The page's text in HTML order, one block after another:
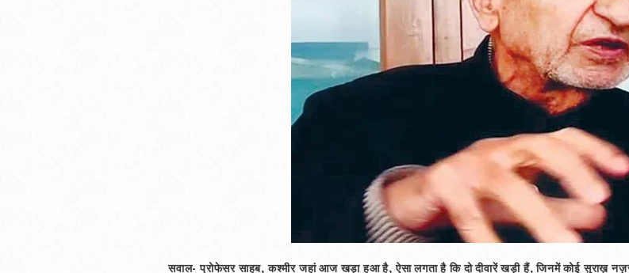
सवाल- प्रोफेसर साहब, कश्मीर जहां आज खड़ा हुआ है, ऐसा लगता है कि दो दीवारें खड़ी हैं, जिनमें कोई सुराख़